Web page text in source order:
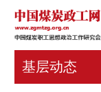
基层动态